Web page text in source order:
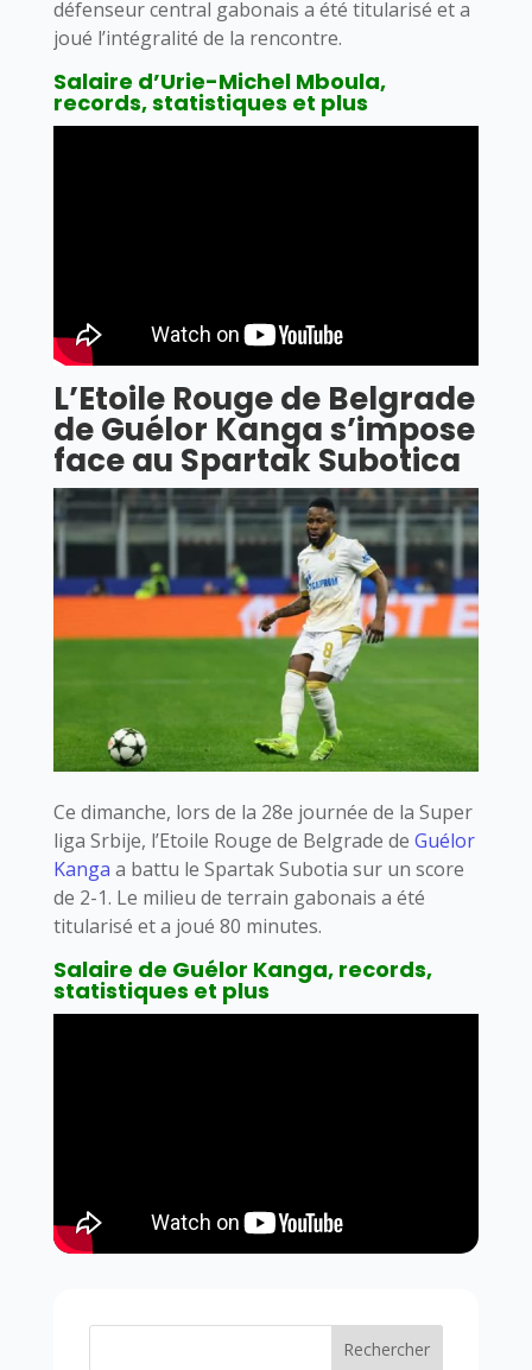
défenseur central gabonais a été titularisé et a
joué l’intégralité de la rencontre.
Salaire d’Urie-Michel Mboula,
records, statistiques et plus
L’Etoile Rouge de Belgrade
de Guélor Kanga s’impose
face au Spartak Subotica
Ce dimanche, lors de la 28e journée de la Super
liga Srbije, l’Etoile Rouge de Belgrade de Guélor
Kanga a battu le Spartak Subotia sur un score
de 2-1. Le milieu de terrain gabonais a été
titularisé et a joué 80 minutes.
Salaire de Guélor Kanga, records,
statistiques et plus
Rechercher